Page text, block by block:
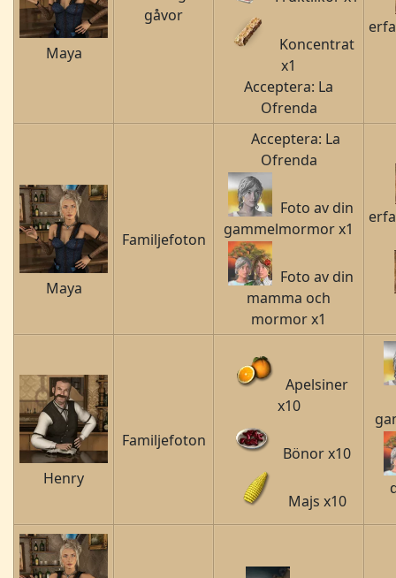
Maya
gåvor
Koncentrat
x1
Acceptera: La
Ofrenda
Maya
Familjefoton
Acceptera: La
Ofrenda
Foto av din
gammelmormor x1
Foto av din
mamma och
mormor x1
Henry
Familjefoton
Apelsiner
x10
Bönor x10
Majs x10